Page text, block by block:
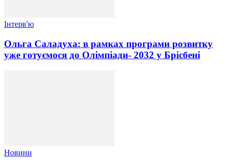
Інтерв'ю
Ольга Саладуха: в рамках програми розвитку
уже готуємося до Олімпіади- 2032 у Брісбені
Новини